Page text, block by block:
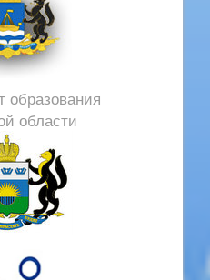
образования
области